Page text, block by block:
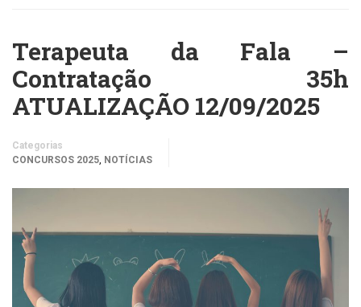
Terapeuta da Fala –
Contratação 35h
ATUALIZAÇÃO 12/09/2025
Categorias
CONCURSOS 2025, NOTÍCIAS